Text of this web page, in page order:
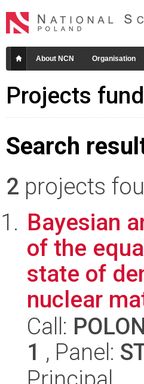
About NCN Organisation
Projects
Search
2 projects
Bayesian
of the
state of
nuclear
Call:
1 , Panel: